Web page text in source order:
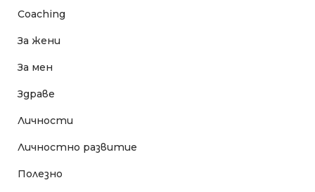
Coaching
За жени
За мен
Здраве
Личности
Личностно развитие
Полезно